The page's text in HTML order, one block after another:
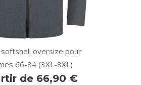
oversize pour
66-84 (3XL-8XL)
de 66,90 €